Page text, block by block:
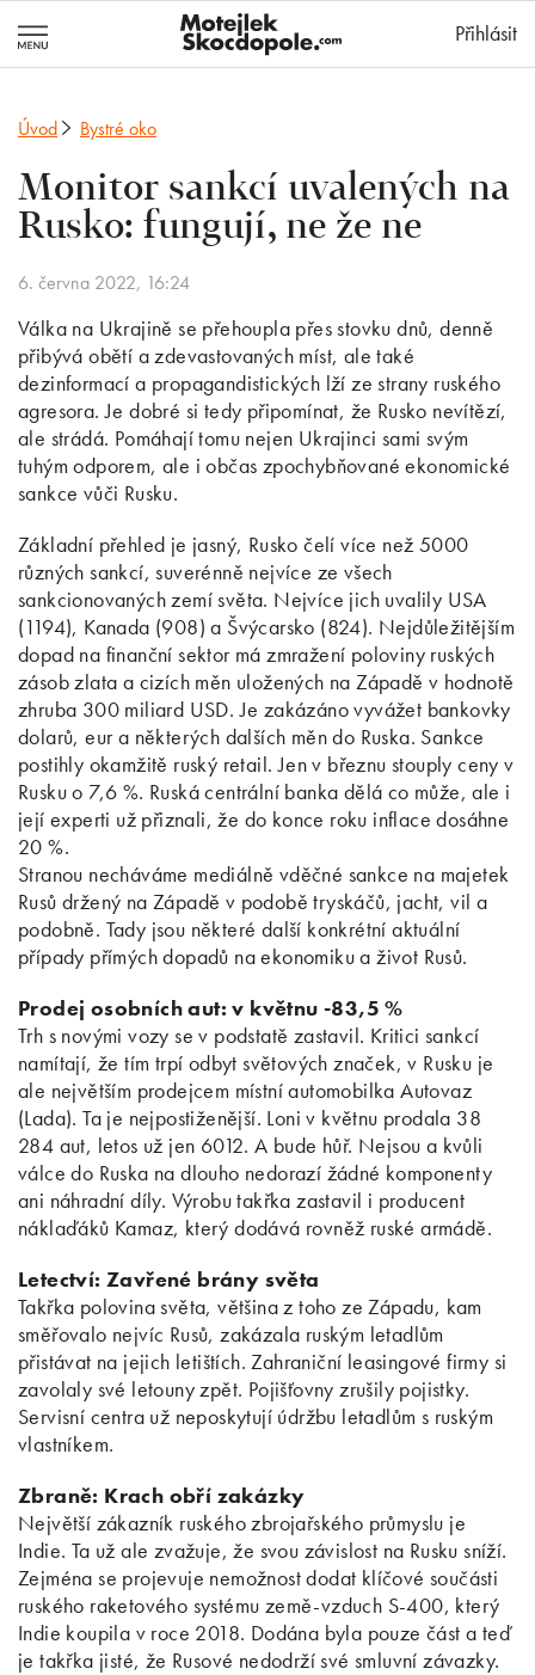
Přihlásit
Úvod Bystré oko
Monitor sankcí uvalených na
Rusko: fungují, ne že ne
6. června 2022, 16:24
Válka na Ukrajině se přehoupla přes stovku dnů, denně
přibývá obětí a zdevastovaných míst, ale také
dezinformací a propagandistických lží ze strany ruského
agresora. Je dobré si tedy připomínat, že Rusko nevítězí,
ale strádá. Pomáhají tomu nejen Ukrajinci sami svým
tuhým odporem, ale i občas zpochybňované ekonomické
sankce vůči Rusku.
Základní přehled je jasný, Rusko čelí více než 5000
různých sankcí, suverénně nejvíce ze všech
sankcionovaných zemí světa. Nejvíce jich uvalily USA
(1194), Kanada (908) a Švýcarsko (824). Nejdůležitějším
dopad na finanční sektor má zmražení poloviny ruských
zásob zlata a cizích měn uložených na Západě v hodnotě
zhruba 300 miliard USD. Je zakázáno vyvážet bankovky
dolarů, eur a některých dalších měn do Ruska. Sankce
postihly okamžitě ruský retail. Jen v březnu stouply ceny v
Rusku o 7,6 %. Ruská centrální banka dělá co může, ale i
její experti už přiznali, že do konce roku inflace dosáhne
20 %.
Stranou necháváme mediálně vděčné sankce na majetek
Rusů držený na Západě v podobě tryskáčů, jacht, vil a
podobně. Tady jsou některé další konkrétní aktuální
případy přímých dopadů na ekonomiku a život Rusů.
Prodej osobních aut: v květnu -83,5 %
Trh s novými vozy se v podstatě zastavil. Kritici sankcí
namítají, že tím trpí odbyt světových značek, v Rusku je
ale největším prodejcem místní automobilka Autovaz
(Lada). Ta je nejpostiženější. Loni v květnu prodala 38
284 aut, letos už jen 6012. A bude hůř. Nejsou a kvůli
válce do Ruska na dlouho nedorazí žádné komponenty
ani náhradní díly. Výrobu takřka zastavil i producent
náklaďáků Kamaz, který dodává rovněž ruské armádě.
Letectví: Zavřené brány světa
Takřka polovina světa, většina z toho ze Západu, kam
směřovalo nejvíc Rusů, zakázala ruským letadlům
přistávat na jejich letištích. Zahraniční leasingové firmy si
zavolaly své letouny zpět. Pojišťovny zrušily pojistky.
Servisní centra už neposkytují údržbu letadlům s ruským
vlastníkem.
Zbraně: Krach obří zakázky
Největší zákazník ruského zbrojařského průmyslu je
Indie. Ta už ale zvažuje, že svou závislost na Rusku sníží.
Zejména se projevuje nemožnost dodat klíčové součásti
ruského raketového systému země-vzduch S-400, který
Indie koupila v roce 2018. Dodána byla pouze část a teď
je takřka jisté, že Rusové nedodrží své smluvní závazky.